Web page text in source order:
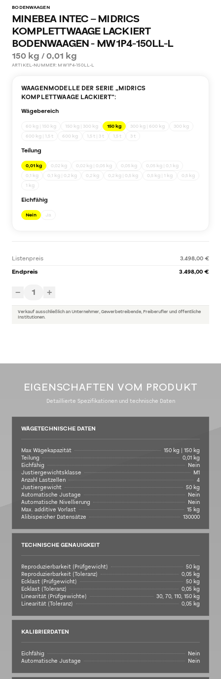
BODENWAAGEN
MINEBEA INTEC – MIDRICS
KOMPLETTWAAGE LACKIERT
BODENWAAGEN - MW1P4-150LL-L
150 kg / 0,01 kg
ARTIKEL-NUMMER: MW1P4-150LL-L
WAAGENMODELLE DER SERIE „MIDRICS
KOMPLETTWAAGE LACKIERT“:
Wägebereich
60 kg | 150 kg 150 kg | 300 kg 150 kg 300 kg | 600 kg
300 kg
600 kg | 1,5 t
600 kg 1,5 t | 3 t 1,5 t 3 t
Teilung
0,01 kg 0,02 kg 0,02 kg | 0,05 kg 0,05 kg
0,05 kg | 0,1 kg
0,1 kg
0,1 kg | 0,2 kg 0,2 kg 0,2 kg | 0,5 kg 0,5 kg | 1 kg
0,5 kg
1 kg
Eichfähig
Nein Ja
Listenpreis
3.498,00 €
Endpreis
3.498,00 €
− 1 +
Verkauf ausschließlich an Unternehmer, Gewerbetreibende, Freiberufler und öffentliche
Institutionen.
EIGENSCHAFTEN VOM PRODUKT
Detaillierte Spezifikationen und technische Daten
WÄGETECHNISCHE DATEN
Max Wägekapazität
150 kg | 150 kg
Teilung
0,01 kg
Eichfähig
Nein
Justiergewichtsklasse
M1
Anzahl Lastzellen
4
Justiergewicht
50 kg
Automatische Justage
Nein
Automatische Nivellierung
Nein
Max. additive Vorlast
15 kg
Alibispeicher Datensätze
130000
TECHNISCHE GENAUIGKEIT
Reproduzierbarkeit (Prüfgewicht)
50 kg
Reproduzierbarkeit (Toleranz)
0,05 kg
Ecklast (Prüfgewicht)
50 kg
Ecklast (Toleranz)
0,05 kg
Linearität (Prüfgewichte)
30, 70, 110, 150 kg
Linearität (Toleranz)
0,05 kg
KALIBRIERDATEN
Eichfähig
Nein
Automatische Justage
Nein